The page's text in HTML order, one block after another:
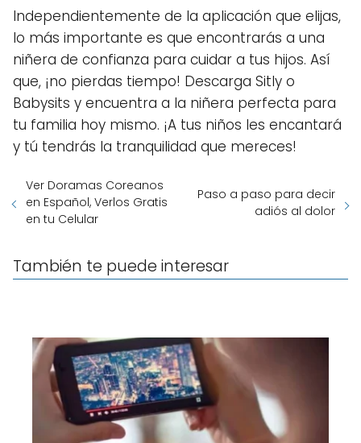
Independientemente de la aplicación que elijas,
lo más importante es que encontrarás a una
niñera de confianza para cuidar a tus hijos. Así
que, ¡no pierdas tiempo! Descarga Sitly o
Babysits y encuentra a la niñera perfecta para
tu familia hoy mismo. ¡A tus niños les encantará
y tú tendrás la tranquilidad que mereces!
Ver Doramas Coreanos
en Español, Verlos Gratis
en tu Celular
Paso a paso para decir
adiós al dolor
También te puede interesar